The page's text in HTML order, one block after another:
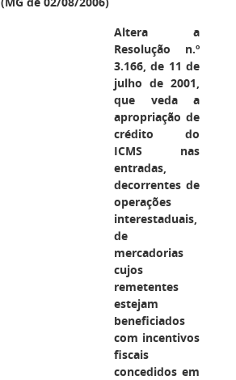
Altera a
Resolução n.º
3.166, de 11 de
julho de 2001,
que veda a
apropriação de
crédito do
ICMS nas
entradas,
decorrentes de
operações
interestaduais,
de
mercadorias
cujos
remetentes
estejam
beneficiados
com incentivos
fiscais
concedidos em